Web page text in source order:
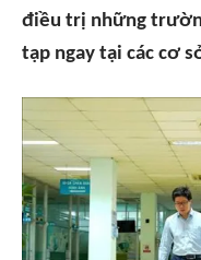
điều trị những
tạp ngay tại các cơ